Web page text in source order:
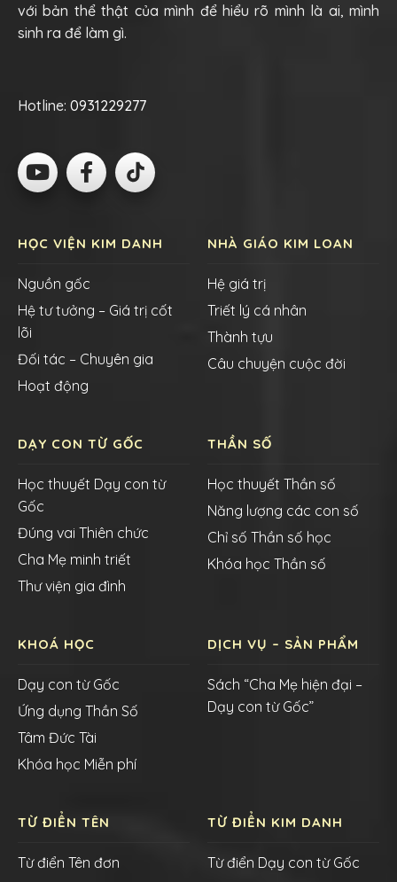
với bản thể thật của mình để hiểu rõ mình là ai, mình
sinh ra để làm gì.
Hotline: 0931229277
HỌC VIỆN KIM DANH
Nguồn gốc
Hệ tư tưởng – Giá trị cốt
lõi
Đối tác – Chuyên gia
Hoạt động
NHÀ GIÁO KIM LOAN
Hệ giá trị
Triết lý cá nhân
Thành tựu
Câu chuyện cuộc đời
DẠY CON TỪ GỐC
Học thuyết Dạy con từ
Gốc
Đúng vai Thiên chức
Cha Mẹ minh triết
Thư viện gia đình
THẦN SỐ
Học thuyết Thần số
Năng lượng các con số
Chỉ số Thần số học
Khóa học Thần số
KHOÁ HỌC
Dạy con từ Gốc
Ứng dụng Thần Số
Tâm Đức Tài
Khóa học Miễn phí
DỊCH VỤ – SẢN PHẨM
Sách “Cha Mẹ hiện đại –
Dạy con từ Gốc”
TỪ ĐIỂN TÊN
Từ điển Tên đơn
TỪ ĐIỂN KIM DANH
Từ điển Dạy con từ Gốc